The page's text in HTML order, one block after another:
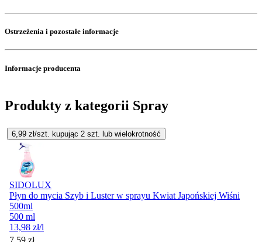
Ostrzeżenia i pozostałe informacje
Informacje producenta
Produkty z kategorii Spray
6,99 zł/szt. kupując 2 szt. lub wielokrotność
SIDOLUX
Płyn do mycia Szyb i Luster w sprayu Kwiat Japońskiej Wiśni
500ml
500 ml
13,98 zł/l
7,59 zł